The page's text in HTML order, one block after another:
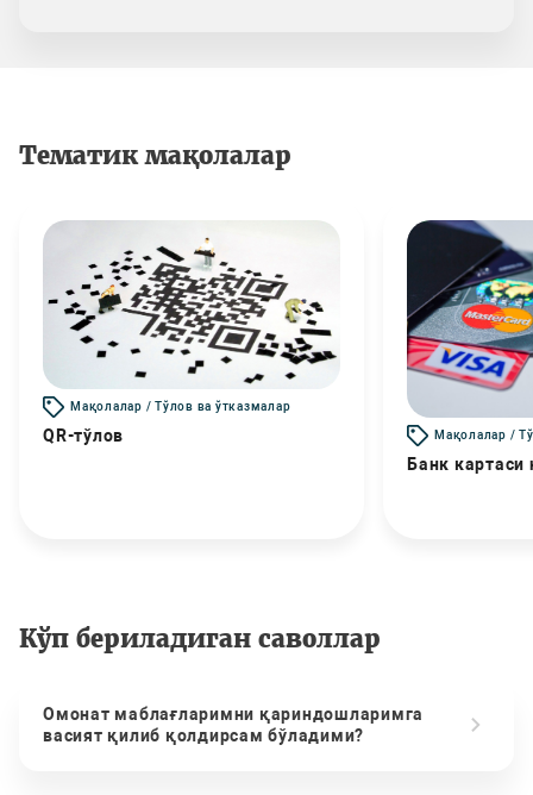
Тематик мақолалар
Мақолалар / Тўлов ва ўтказмалар
QR-тўлов Мақолалар /
Банк картаси
Кўп бериладиган саволлар
Омонат маблағларимни қариндошларимга
васият қилиб қолдирсам бўладими?